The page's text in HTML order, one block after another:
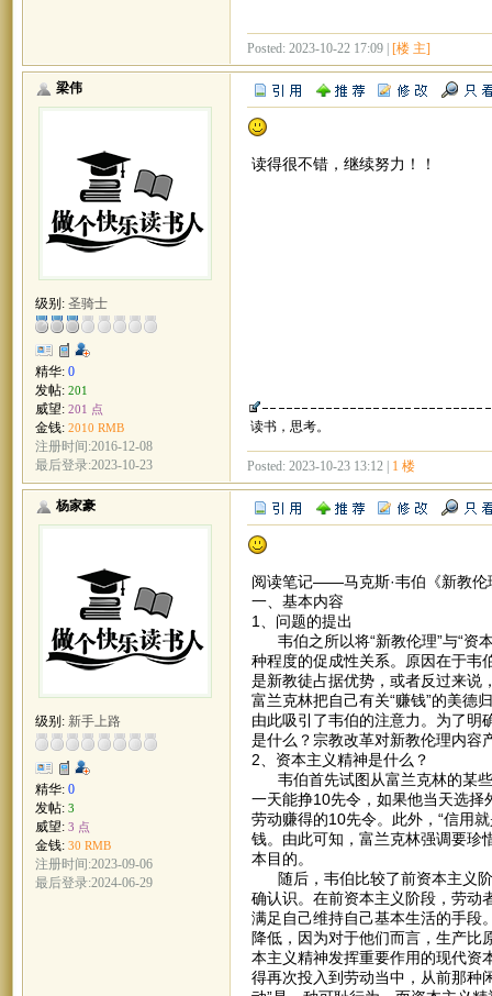
Posted: 2023-10-22 17:09 | [楼 主]
梁伟
级别: 圣骑士
精华: 0
发帖: 201
威望: 201 点
金钱: 2010 RMB
注册时间:2016-12-08
最后登录:2023-10-23
读得很不错，继续努力！！
读书，思考。
Posted: 2023-10-23 13:12 | 1 楼
杨家豪
级别: 新手上路
精华: 0
发帖: 3
威望: 3 点
金钱: 30 RMB
注册时间:2023-09-06
最后登录:2024-06-29
阅读笔记——马克斯·韦伯《新教伦
一、基本内容
1、问题的提出
韦伯之所以将“新教伦理”与“资
种程度的促成性关系。原因在于韦
是新教徒占据优势，或者反过来说
富兰克林把自己有关“赚钱”的美德
由此吸引了韦伯的注意力。为了明
是什么？宗教改革对新教伦理内容
2、资本主义精神是什么？
韦伯首先试图从富兰克林的某些
一天能挣10先令，如果他当天选
劳动赚得的10先令。此外，“信用
钱。由此可知，富兰克林强调要珍
本目的。
随后，韦伯比较了前资本主义阶
确认识。在前资本主义阶段，劳动
满足自己维持自己基本生活的手段
降低，因为对于他们而言，生产比
本主义精神发挥重要作用的现代资
得再次投入到劳动当中，从前那种